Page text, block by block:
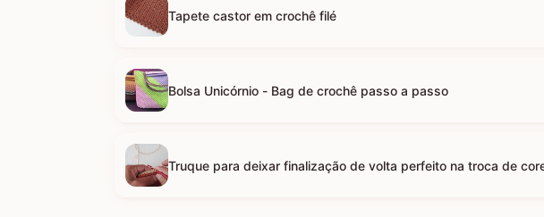
Tapete castor em crochê filé
Bolsa Unicórnio - Bag de crochê passo a passo
Truque para deixar finalização de volta perfeito na troca de